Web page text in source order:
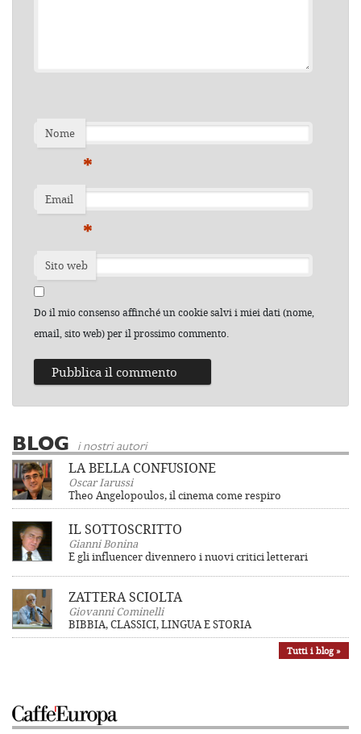
Nome
*
Email
*
Sito web
Do il mio consenso affinché un cookie salvi i miei dati (nome,
email, sito web) per il prossimo commento.
BLOG i nostri autori
LA BELLA CONFUSIONE
Oscar Iarussi
Theo Angelopoulos, il cinema come respiro
IL SOTTOSCRITTO
Gianni Bonina
E gli influencer divennero i nuovi critici letterari
ZATTERA SCIOLTA
Giovanni Cominelli
BIBBIA, CLASSICI, LINGUA E STORIA
Tutti i blog »